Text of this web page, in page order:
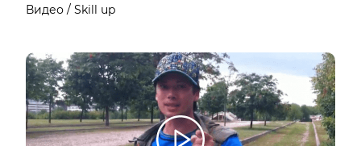
Видео / Skill up